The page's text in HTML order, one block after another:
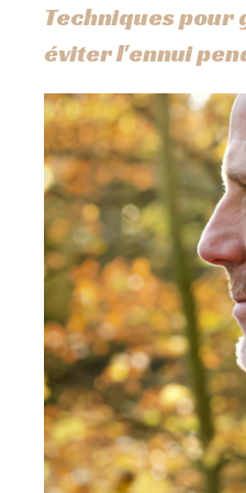
Techniques
éviter l'ennui